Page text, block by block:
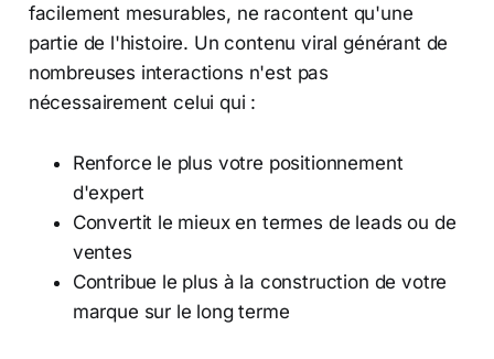
facilement mesurables, ne racontent qu'une
partie de l'histoire. Un contenu viral générant de
nombreuses interactions n'est pas
nécessairement celui qui :
Renforce le plus votre positionnement
d'expert
Convertit le mieux en termes de leads ou de
ventes
Contribue le plus à la construction de votre
marque sur le long terme